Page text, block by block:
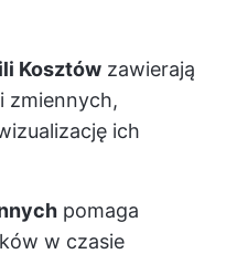
Kosztów zawierają
zmiennych,
ich
pomaga
w czasie